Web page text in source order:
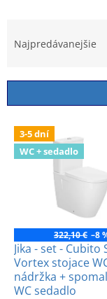
n
i
o
o
Najpredávanejšie
V
p
o
d
u
3-5 dní
WC + sedadlo
322,10 € –8
Jika - set - Cubito
Vortex stojace
nádržka +
WC sedadlo